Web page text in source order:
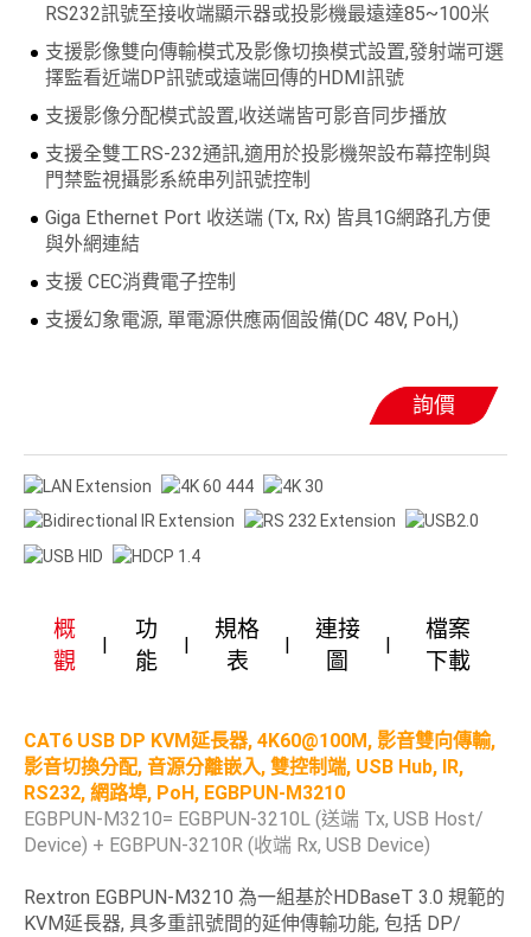
RS232訊號至接收端顯示器或投影機最遠達85~100米
支援影像雙向傳輸模式及影像切換模式設置,發射端可選
擇監看近端DP訊號或遠端回傳的HDMI訊號
支援影像分配模式設置,收送端皆可影音同步播放
支援全雙工RS-232通訊,適用於投影機架設布幕控制與
門禁監視攝影系統串列訊號控制
Giga Ethernet Port 收送端 (Tx, Rx) 皆具1G網路孔方便
與外網連結
支援 CEC消費電子控制
支援幻象電源, 單電源供應兩個設備(DC 48V, PoH,)
詢價
概
觀
功
能
規格
表
連接
圖
檔案
下載
CAT6 USB DP KVM延長器, 4K60@100M, 影音雙向傳輸,
影音切換分配, 音源分離嵌入, 雙控制端, USB Hub, IR,
RS232, 網路埠, PoH, EGBPUN-M3210
EGBPUN-M3210= EGBPUN-3210L (送端 Tx, USB Host/
Device) + EGBPUN-3210R (收端 Rx, USB Device)
Rextron EGBPUN-M3210 為一組基於HDBaseT 3.0 規範的
KVM延長器, 具多重訊號間的延伸傳輸功能, 包括 DP/